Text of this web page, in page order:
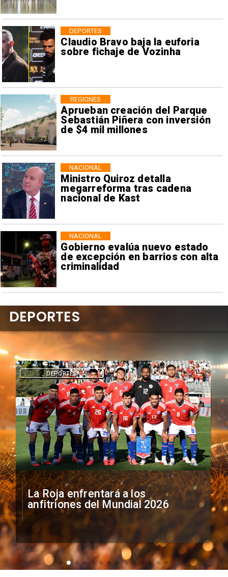
Claudio Bravo baja la euforia
sobre fichaje de Vozinha
DEPORTES
Aprueban creación del Parque
Sebastián Piñera con inversión
de $4 mil millones
REGIONES
Ministro Quiroz detalla
megarreforma tras cadena
nacional de Kast
NACIONAL
Gobierno evalúa nuevo estado
de excepción en barrios con alta
criminalidad
NACIONAL
La Roja enfrentará a los
anfitriones del Mundial 2026
DEPORTES
DEPORTES